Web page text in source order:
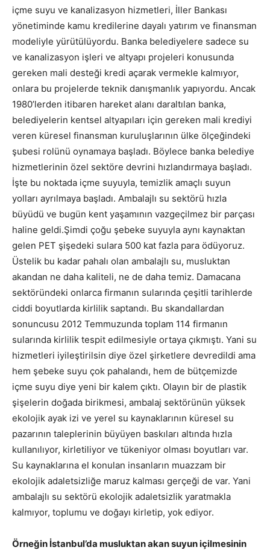
içme suyu ve kanalizasyon hizmetleri, İller Bankası
yönetiminde kamu kredilerine dayalı yatırım ve finansman
modeliyle yürütülüyordu. Banka belediyelere sadece su
ve kanalizasyon işleri ve altyapı projeleri konusunda
gereken mali desteği kredi açarak vermekle kalmıyor,
onlara bu projelerde teknik danışmanlık yapıyordu. Ancak
1980’lerden itibaren hareket alanı daraltılan banka,
belediyelerin kentsel altyapıları için gereken mali krediyi
veren küresel finansman kuruluşlarının ülke ölçeğindeki
şubesi rolünü oynamaya başladı. Böylece banka belediye
hizmetlerinin özel sektöre devrini hızlandırmaya başladı.
İşte bu noktada içme suyuyla, temizlik amaçlı suyun
yolları ayrılmaya başladı. Ambalajlı su sektörü hızla
büyüdü ve bugün kent yaşamının vazgeçilmez bir parçası
haline geldi.Şimdi çoğu şebeke suyuyla aynı kaynaktan
gelen PET şişedeki sulara 500 kat fazla para ödüyoruz.
Üstelik bu kadar pahalı olan ambalajlı su, musluktan
akandan ne daha kaliteli, ne de daha temiz. Damacana
sektöründeki onlarca firmanın sularında çeşitli tarihlerde
ciddi boyutlarda kirlilik saptandı. Bu skandallardan
sonuncusu 2012 Temmuzunda toplam 114 firmanın
sularında kirlilik tespit edilmesiyle ortaya çıkmıştı. Yani su
hizmetleri iyileştirilsin diye özel şirketlere devredildi ama
hem şebeke suyu çok pahalandı, hem de bütçemizde
içme suyu diye yeni bir kalem çıktı. Olayın bir de plastik
şişelerin doğada birikmesi, ambalaj sektörünün yüksek
ekolojik ayak izi ve yerel su kaynaklarının küresel su
pazarının taleplerinin büyüyen baskıları altında hızla
kullanılıyor, kirletiliyor ve tükeniyor olması boyutları var.
Su kaynaklarına el konulan insanların muazzam bir
ekolojik adaletsizliğe maruz kalması gerçeği de var. Yani
ambalajlı su sektörü ekolojik adaletsizlik yaratmakla
kalmıyor, toplumu ve doğayı kirletip, yok ediyor.
Örneğin İstanbul’da musluktan akan suyun içilmesinin